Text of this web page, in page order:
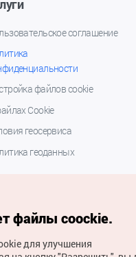
соглашение
файлов cookie
Cookie
геосервиса
геоданных
файлы coockie.
для улучшения